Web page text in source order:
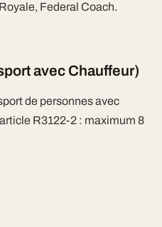
Federal Coach.
avec Chauffeur)
de personnes avec
R3122-2 : maximum 8